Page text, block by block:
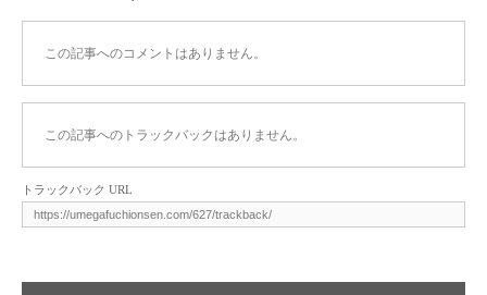
この記事へのコメントはありません。
この記事へのトラックバックはありません。
トラックバック URL